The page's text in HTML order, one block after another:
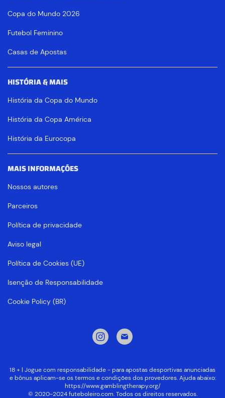
Copa do Mundo 2026
Futebol Feminino
Casas de Apostas
HISTÓRIA & MAIS
História da Copa do Mundo
História da Copa América
História da Eurocopa
MAIS INFORMAÇÕES
Nossos autores
Parceiros
Política de privacidade
Aviso legal
Política de Cookies (UE)
Isenção de Responsabilidade
Cookie Policy (BR)
18 + | Jogue com responsabilidade - para apostas desportivas anunciadas
e bônus aplicam-se os termos e condições dos provedores. Ajuda abaixo:
https://www.gamblingtherapy.org/
© 2020-2024 futeboleiro.com. Todos os direitos reservados.